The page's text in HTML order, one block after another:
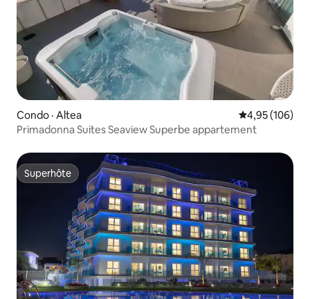
Condo · Altea Note
4,95 (106)
Primadonna Suites Seaview Superbe appartement
Superhôte
Superhôte